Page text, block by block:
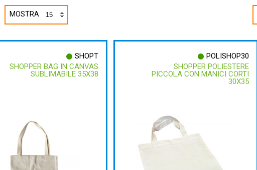
MOSTRA
SHOPT
SHOPPER BAG IN CANVAS
SUBLIMABILE 35X38
POLISHOP30
SHOPPER POLIESTERE
PICCOLA CON MANICI CORTI
30X35